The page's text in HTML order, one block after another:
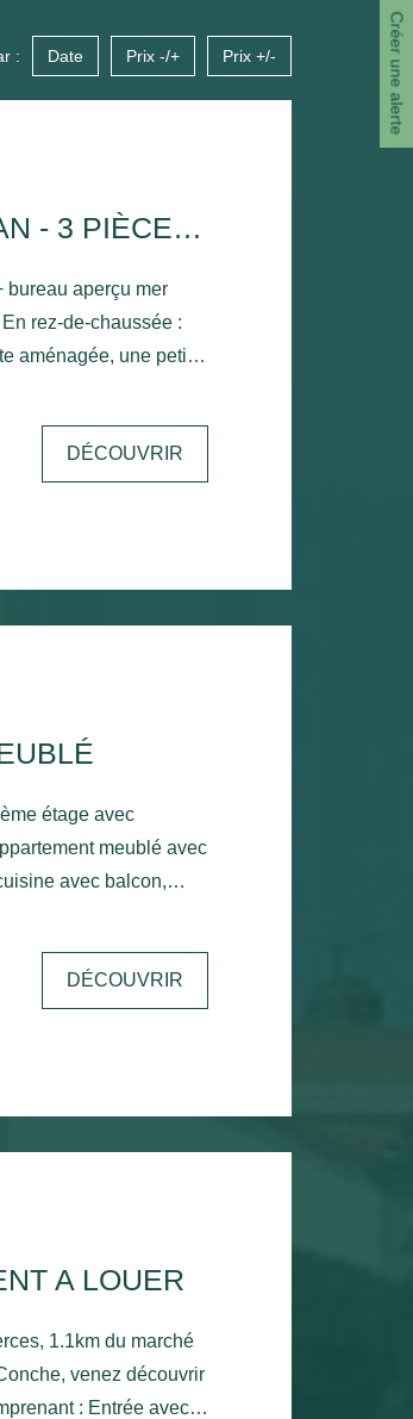
Créer une alerte
: Date Prix -/+ Prix +/-
APPARTEMENT ROYAN - 3 PIÈCE(S) - 43.85 M2
bureau aperçu mer
rez-de-chaussée :
aménagée, une petite
de bains avec
électrique.DÉCOUVRIR
étage avec
meublé avec
avec balcon,
DÉCOUVRIR
A LOUER
1.1km du marché
venez découvrir
: Entrée avec